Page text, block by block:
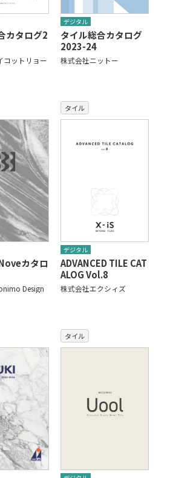
カタログ2
コットリョー
デジタル
タイル総合カタログ
2023-24
株式会社ニットー
カタロ
Design
タイル
デジタル
ADVANCED TILE CAT
ALOG Vol.8
株式会社エクシィズ
タイル